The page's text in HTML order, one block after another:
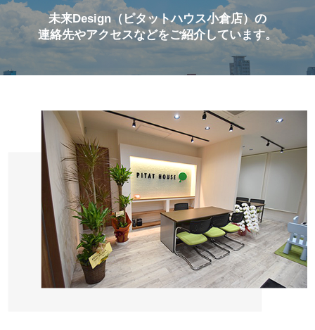
未来Design（ピタットハウス小倉店）の
連絡先やアクセスなどをご紹介しています。